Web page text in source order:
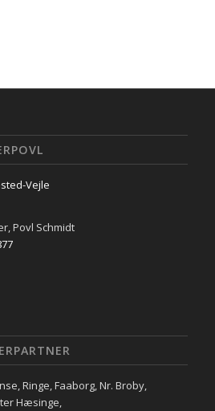
Vejle
Povl Schmidt
Ringe, Faaborg, Nr. Broby,
Hæsinge,